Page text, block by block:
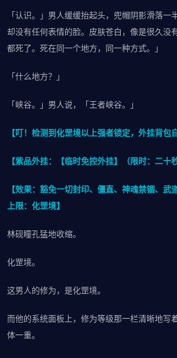
「认识。」男人缓缓抬起头，兜帽阴影滑落一
却没有任何表情的脸。皮肤苍白，像是很久没
都死了。死在同一个地方，同一种方式。」
「什么地方？」
「峡谷。」男人说，「王者峡谷。」
【叮！检测到化罡境以上强者锁定，外挂背包
【紫品外挂：【临时免控外挂】（限时：二十
【效果：豁免一切封印、僵直、神魂禁锢、武
上限：化罡境】
林砚瞳孔猛地收缩。
化罡境。
这男人的修为，是化罡境。
而他的系统面板上，修为等级那一栏清晰地写
体一重。